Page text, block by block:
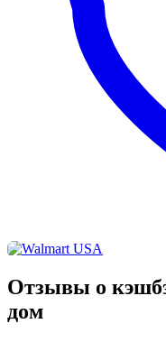
Отзывы о
дом